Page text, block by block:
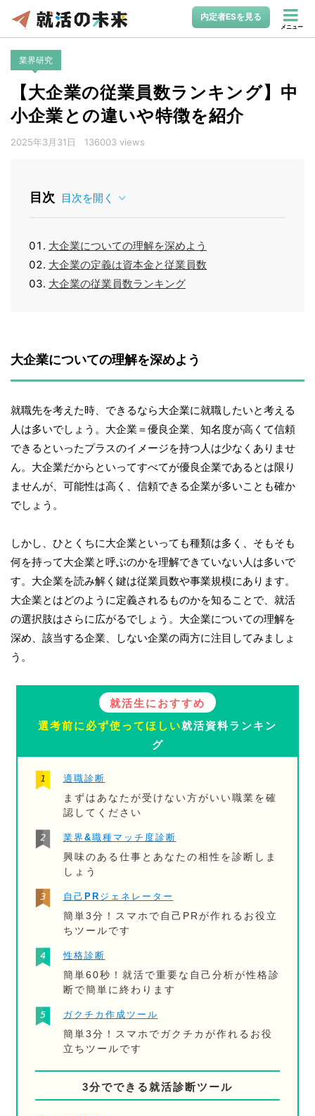
内定者ESを見る
メニュー
業界研究
【大企業の従業員数ランキング】中
小企業との違いや特徴を紹介
2025年3月31日 136003 views
目次 目次を開く
大企業についての理解を深めよう
大企業の定義は資本金と従業員数
大企業の従業員数ランキング
大企業についての理解を深めよう
就職先を考えた時、できるなら大企業に就職したいと考える
人は多いでしょう。大企業＝優良企業、知名度が高くて信頼
できるといったプラスのイメージを持つ人は少なくありませ
ん。大企業だからといってすべてが優良企業であるとは限り
ませんが、可能性は高く、信頼できる企業が多いことも確か
でしょう。
しかし、ひとくちに大企業といっても種類は多く、そもそも
何を持って大企業と呼ぶのかを理解できていない人は多いで
す。大企業を読み解く鍵は従業員数や事業規模にあります。
大企業とはどのように定義されるものかを知ることで、就活
の選択肢はさらに広がるでしょう。大企業についての理解を
深め、該当する企業、しない企業の両方に注目してみましょ
う。
就活生におすすめ
選考前に必ず使ってほしい就活資料ランキン
グ
適職診断
まずはあなたが受けない方がいい職業を確
認してください
業界&職種マッチ度診断
興味のある仕事とあなたの相性を診断しま
しょう
自己PRジェネレーター
簡単3分！スマホで自己PRが作れるお役立
ちツールです
性格診断
簡単60秒！就活で重要な自己分析が性格診
断で簡単に終わります
ガクチカ作成ツール
簡単3分！スマホでガクチカが作れるお役
立ちツールです
3分でできる就活診断ツール